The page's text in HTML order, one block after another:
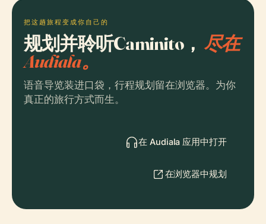
把这趟旅程变成你自己的
规划并聆听Caminito，尽在
Audiala。
语音导览装进口袋，行程规划留在浏览器。为你
真正的旅行方式而生。
在 Audiala 应用中打开
在浏览器中规划